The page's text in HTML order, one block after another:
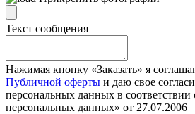
Текст сообщения
Нажимая кнопку «Заказать» я
Публичной оферты и даю свое
персональных данных в
персональных данных» от 27.07.2006